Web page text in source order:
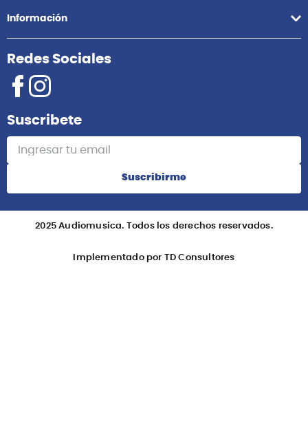
Información
Redes Sociales
Suscribete
Suscribirme
2025 Audiomusica. Todos los derechos reservados.
Implementado por TD Consultores